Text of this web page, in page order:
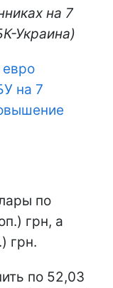
на 7
Украина)
на 7
по
грн, а
грн.
по 52,03